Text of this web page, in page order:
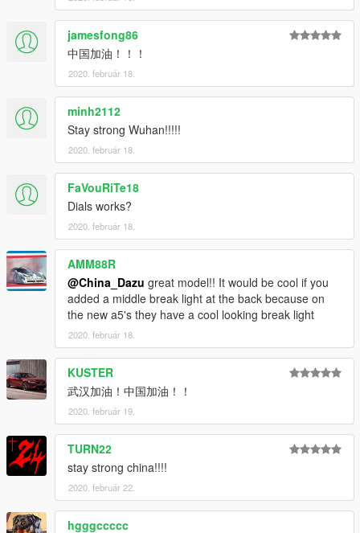
jamesfong86
中国加油！！！
2020. február 18.
minh2112
Stay strong Wuhan!!!!!
2020. február 18.
FaVouRiTe18
Dials works?
2020. február 18.
AMM88R
@China_Dazu great model!! It would be cool if you
added a middle break light at the back because on
the new a5's they have a cool looking break light
2020. február 18.
KUSTER
武汉加油！中国加油！！
2020. február 19.
TURN22
stay strong china!!!!
2020. február 22.
hgggccccc